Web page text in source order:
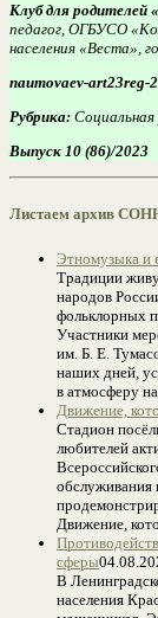
Клуб для родителей
педагог, ОГБУСО
населения «Веста»,
naumovaev-art23reg-
Рубрика: Социальная
Выпуск 10 (86)/2023
Листаем архив
Этномузыка и
Традиции
народов
фольклорных
Участники
им. Б. Е.
наших дней,
в атмосферу
Движение,
Стадион
любителей
Движение,
сферы
В
населения